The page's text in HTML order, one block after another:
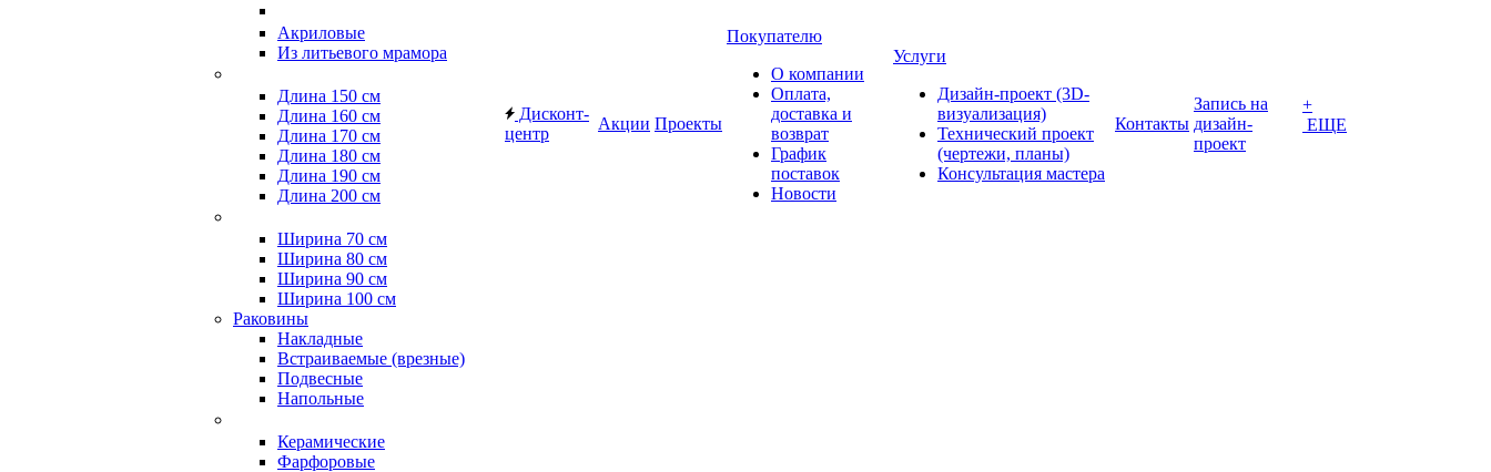
Акриловые
Из литьевого мрамора
Длина 150 см
Длина 160 см
Длина 170 см
Длина 180 см
Длина 190 см
Длина 200 см
Ширина 70 см
Ширина 80 см
Ширина 90 см
Ширина 100 см
Раковины
Накладные
Встраиваемые (врезные)
Подвесные
Напольные
Керамические
Фарфоровые
Дисконт-
центр
Акции Проекты
Покупателю
О компании
Оплата,
доставка и
возврат
График
поставок
Новости
Услуги
Дизайн-проект (3D-
визуализация)
Технический проект
(чертежи, планы)
Консультация мастера
Контакты
Запись на
дизайн-
проект
+
ЕЩЕ